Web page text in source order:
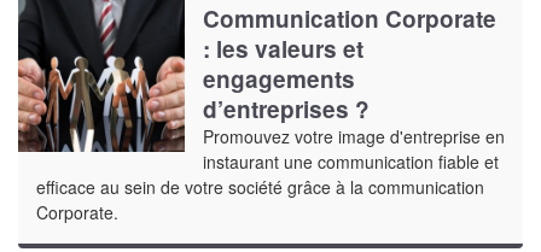
Communication Corporate
: les valeurs et
engagements
d’entreprises ?
Promouvez votre image d'entreprise en
instaurant une communication fiable et
efficace au sein de votre société grâce à la communication
Corporate.